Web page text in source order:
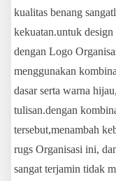
kualitas benang
kekuatan.untuk
dengan Logo
menggunakan
dasar serta warna
tulisan.dengan
tersebut,menambah
rugs Organisasi ini,
sangat terjamin tidak